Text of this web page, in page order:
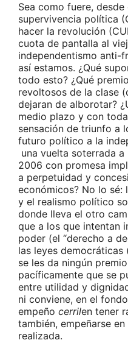
Sea como fuere,
supervivencia política
hacer la revolución
cuota de pantalla al
independentismo anti-
así estamos. ¿Qué
todo esto? ¿Qué
revoltosos de la clase
dejaran de alborotar?
medio plazo y con
sensación de triunfo a
futuro político a la
una vuelta soterrada
2006 con promesa
a perpetuidad y
económicos? No lo sé:
y el realismo político
donde lleva el otro
que a los que intentan
poder (el “derecho a
las leyes
se les da ningún
pacíficamente que se
entre utilidad y
ni conviene, en el
empeño cerrilen tener
también, empeñarse
realizada.